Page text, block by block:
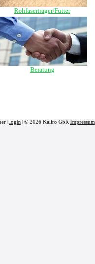
Rohfaserträger/Futter
Beratung
[login] © 2026 Kaliro GbR Impressum